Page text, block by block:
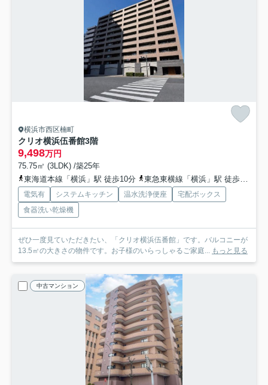
横浜市西区楠町
クリオ横浜伍番館3階
9,498万円
75.75㎡ (3LDK) /築25年
東海道本線「横浜」駅 徒歩10分
東急東横線「横浜」駅 徒歩10分
電気有 システムキッチン 温水洗浄便座
宅配ボックス
食器洗い乾燥機
ぜひ一度見ていただきたい、「クリオ横浜伍番館」です。バルコニーが
13.5㎡の大きさの物件です。お子様のいらっしゃるご家庭... もっと見る
中古マンション